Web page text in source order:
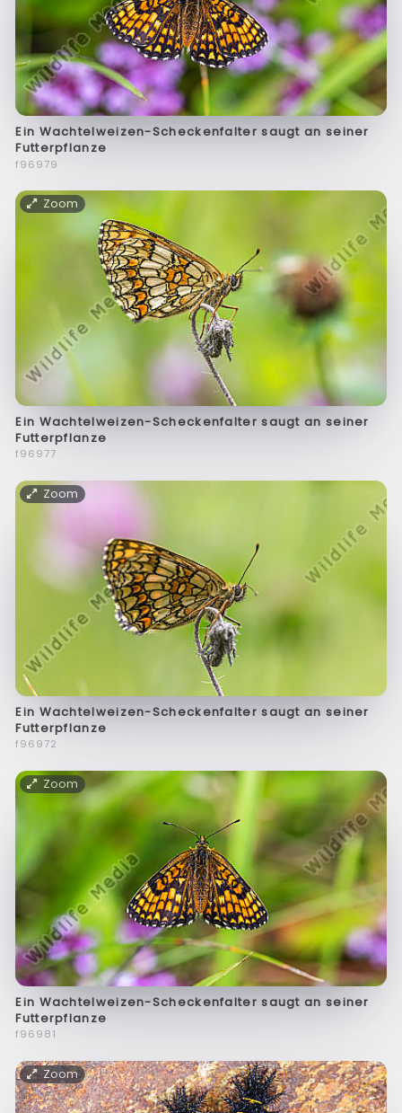
Ein Wachtelweizen-Scheckenfalter saugt an seiner
Futterpflanze
f96979
Zoom
Ein Wachtelweizen-Scheckenfalter saugt an seiner
Futterpflanze
f96977
Zoom
Ein Wachtelweizen-Scheckenfalter saugt an seiner
Futterpflanze
f96972
Zoom
Ein Wachtelweizen-Scheckenfalter saugt an seiner
Futterpflanze
f96981
Zoom